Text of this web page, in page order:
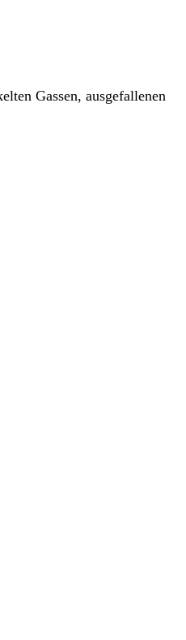
Gassen, ausgefallenen